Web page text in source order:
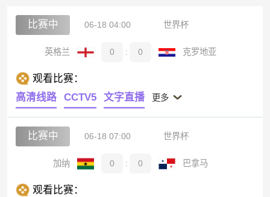
比赛中 06-18 04:00 世界杯
英格兰 0 : 0 克罗地亚
观看比赛：
高清线路
CCTV5 文字直播 更多
比赛中 06-18 07:00 世界杯
加纳 0 : 0 巴拿马
观看比赛：